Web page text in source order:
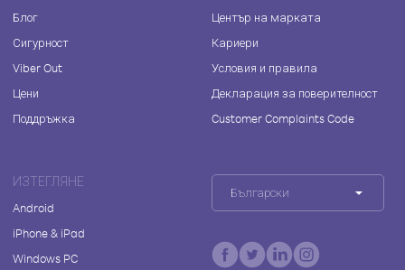
Блог
Сигурност
Viber Out
Цени
Поддръжка
Център на марката
Кариери
Условия и правила
Декларация за поверителност
Customer Complaints Code
ИЗТЕГЛЯНЕ
Android
iPhone & iPad
Windows PC
Български